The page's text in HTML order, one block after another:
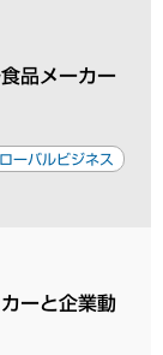
品メーカー
ーバルビジネス
ーと企業動